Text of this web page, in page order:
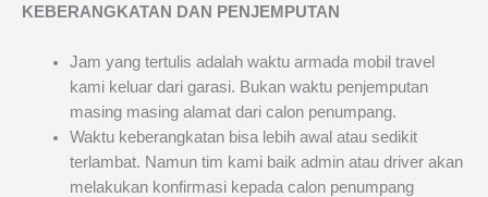
KEBERANGKATAN DAN PENJEMPUTAN
Jam yang tertulis adalah waktu armada mobil travel
kami keluar dari garasi. Bukan waktu penjemputan
masing masing alamat dari calon penumpang.
Waktu keberangkatan bisa lebih awal atau sedikit
terlambat. Namun tim kami baik admin atau driver akan
melakukan konfirmasi kepada calon penumpang